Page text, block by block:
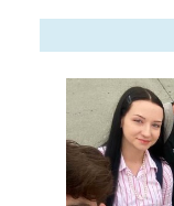
együtt. Már
bár
ugyanaz…